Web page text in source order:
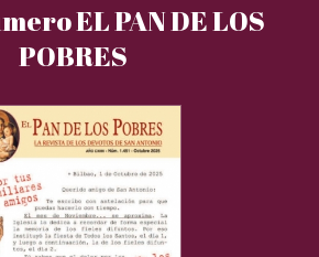
EL PAN DE LOS
POBRES